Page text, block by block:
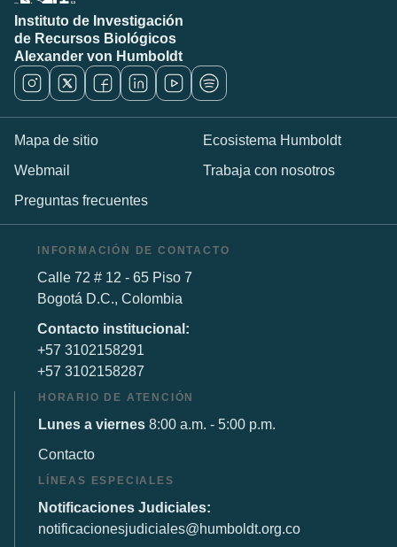
Instituto de Investigación
de Recursos Biológicos
Alexander von Humboldt
Mapa de sitio
Ecosistema Humboldt
Webmail
Trabaja con nosotros
Preguntas frecuentes
INFORMACIÓN DE CONTACTO
Calle 72 # 12 - 65 Piso 7
Bogotá D.C., Colombia
Contacto institucional:
+57 3102158291
+57 3102158287
HORARIO DE ATENCIÓN
Lunes a viernes 8:00 a.m. - 5:00 p.m.
Contacto
LÍNEAS ESPECIALES
Notificaciones Judiciales:
notificacionesjudiciales@humboldt.org.co